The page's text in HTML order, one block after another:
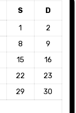
S
D
1
2
8
9
15
16
22
23
29
30